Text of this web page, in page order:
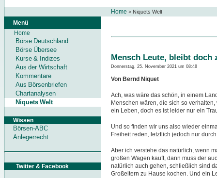
Home > Niquets Welt
Menü
Home
Börse Deutschland
Börse Übersee
Kurse & Indizes
Aus der Wirtschaft
Kommentare
Aus Börsenbriefen
Chartanalysen
Niquets Welt
Wissen
Börsen-ABC
Anlegerrecht
Twitter & Facebook
Mensch Leute, bleibt doch
Donnerstag, 25. November 2021 um 08:48
Von Bernd Niquet
Ach, was wäre das schön, in einem
Menschen wären, die sich so
ein Leben, doch es ist leider nur ein
Und so finden wir uns also wieder
Freiheit reden, letztlich jedoch nur
Aber ich verstehe das natürlich, wenn
großen Wagen kauft, dann muss der
natürlich auch gehen, schließlich sind
Großeltern zu Hause kochen. Und ein